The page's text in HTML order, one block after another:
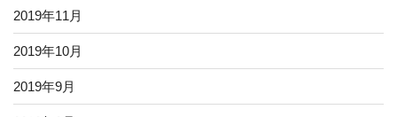
2019年11月
2019年10月
2019年9月